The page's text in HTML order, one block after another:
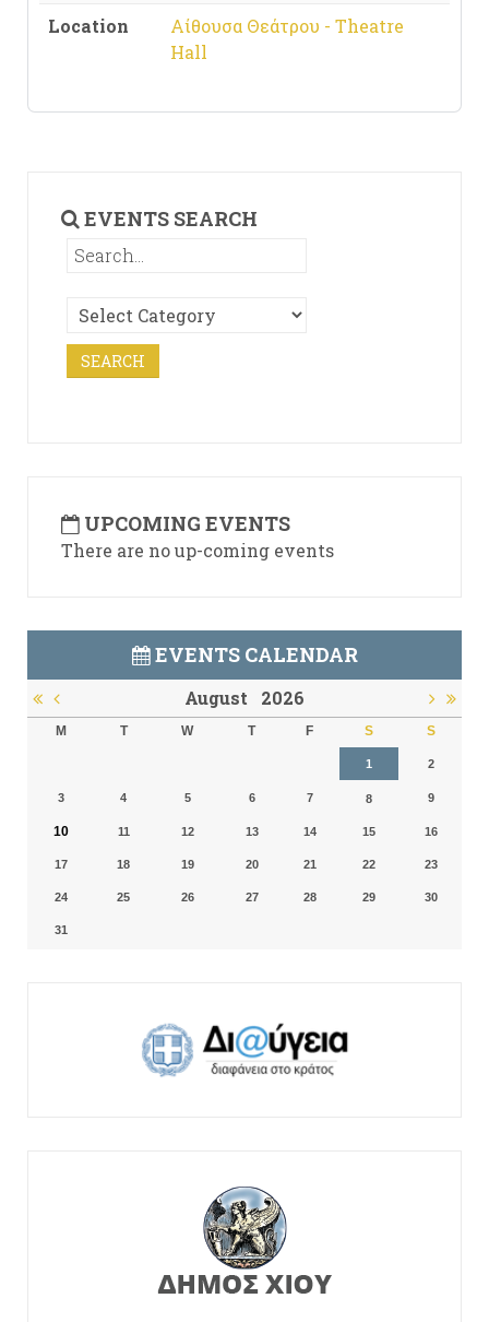
Location
Αίθουσα Θεάτρου - Theatre
Hall
EVENTS SEARCH
UPCOMING EVENTS
There are no up-coming events
EVENTS CALENDAR
August 2026
M T W T F S S
1 2
3 4 5 6 7 8 9
10 11 12 13 14 15 16
17 18 19 20 21 22 23
24 25 26 27 28 29 30
31